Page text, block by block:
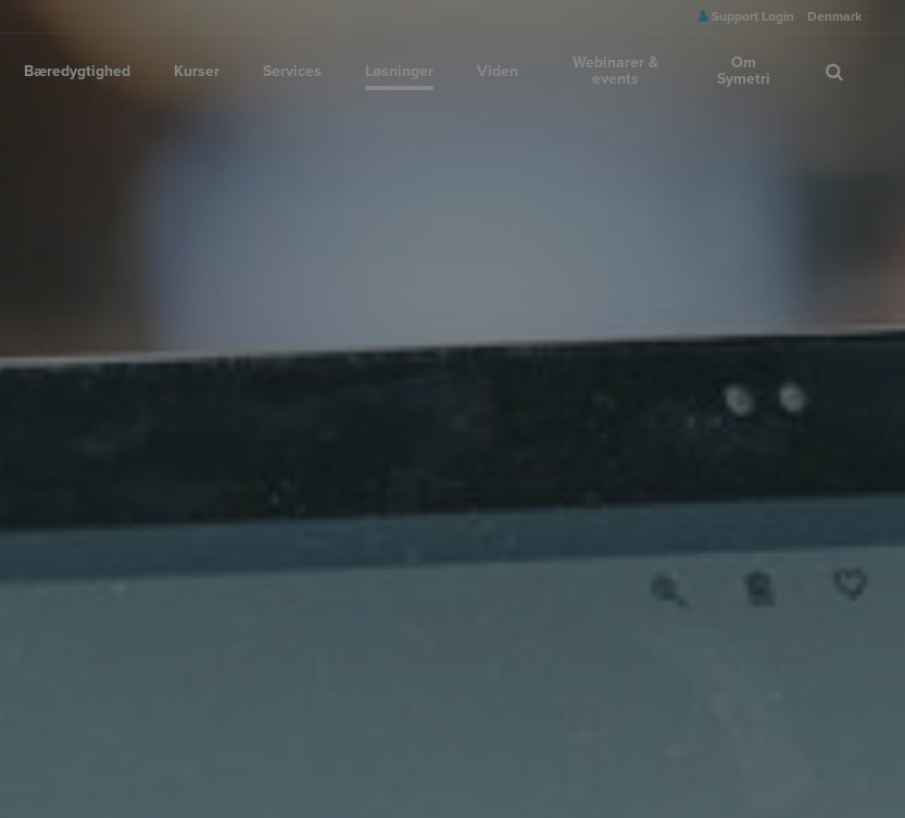
Support Login Denmark
Bæredygtighed Kurser Services Løsninger Viden
Webinarer &
events
Om
Symetri